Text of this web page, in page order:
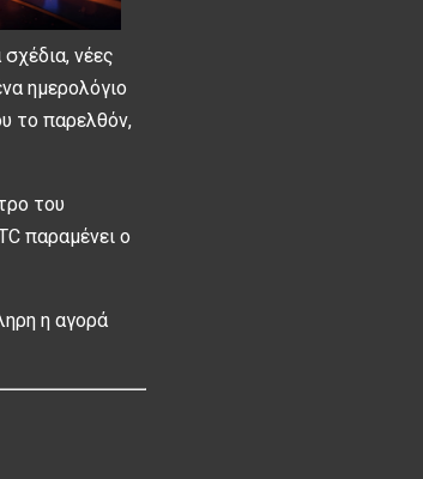
νέες
ημερολόγιο
το παρελθόν,
του
παραμένει ο
η αγορά